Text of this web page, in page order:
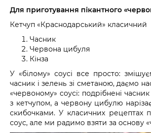
Для приготування пікантного
Кетчуп «Краснодарський» класичний
Часник
Червона цибуля
Кінза
У «білому» соусі все просто:
часник і зелень зі сметаною, даємо
«червоному» соусі: подрібнені
з кетчупом, а червону цибулю
скибочками. У класичних рецептах
соус, але ми радимо взяти за основу